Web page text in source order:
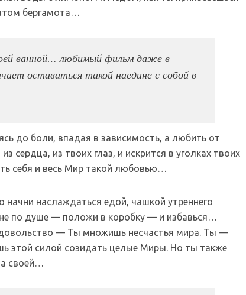
бергамота…
ванной… любимый фильм даже в
оставаться такой наедине с собой в
до боли, впадая в зависимость, а любить от
сердца, из твоих глаз, и искрится в уголках твоих
себя и весь Мир такой любовью…
наслаждаться едой, чашкой утреннего
по душе — положи в коробку — и избавься…
— Ты множишь несчастья мира. Ты —
этой силой созидать целые Миры. Но ты также
своей…